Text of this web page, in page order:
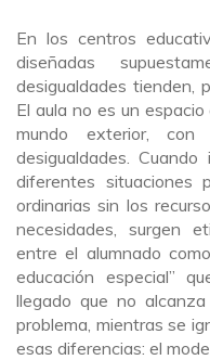
En los centros
diseñadas
desigualdades tienden,
El aula no es un
mundo exterior,
desigualdades.
diferentes situaciones
ordinarias sin los
necesidades, surgen
entre el alumnado
educación especial”
llegado que no
problema, mientras se
esas diferencias: el